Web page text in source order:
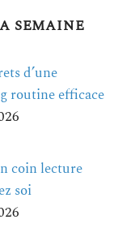
SEMAINE
d’une
routine efficace
coin lecture
soi